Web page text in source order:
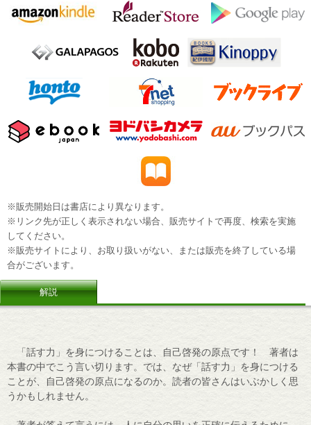
※販売開始日は書店により異なります。
※リンク先が正しく表示されない場合、販売サイトで再度、検索を実施
してください。
※販売サイトにより、お取り扱いがない、または販売を終了している場
合がございます。
解説
「話す力」を身につけることは、自己啓発の原点です！ 著者は
本書の中でこう言い切ります。では、なぜ「話す力」を身につける
ことが、自己啓発の原点になるのか。読者の皆さんはいぶかしく思
うかもしれません。